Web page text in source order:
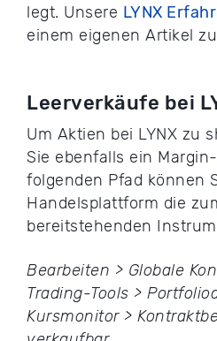
legt. Unsere LYNX
einem eigenen Artikel
Leerverkäufe bei
Um Aktien bei LYNX zu
Sie ebenfalls ein
folgenden Pfad können
Handelsplattform die
bereitstehenden
Bearbeiten > Globale
Trading-Tools >
Kursmonitor >